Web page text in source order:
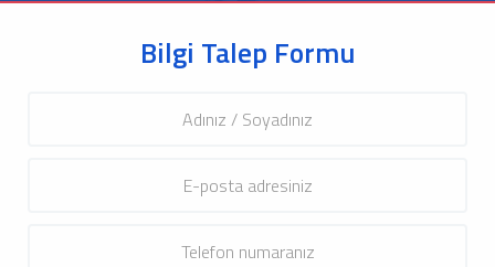
Bilgi Talep Formu